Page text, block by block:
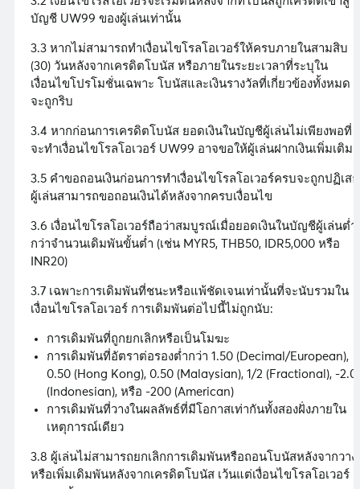
บัญชี UW99 ของผู้เล่นเท่านั้น
3.3 หากไม่สามารถทำเงื่อนไขโรลโอเวอร์ให้ครบภายในสามสิบ
(30) วันหลังจากเครดิตโบนัส หรือภายในระยะเวลาที่ระบุใน
เงื่อนไขโปรโมชั่นเฉพาะ โบนัสและเงินรางวัลที่เกี่ยวข้องทั้งหมด
จะถูกริบ
3.4 หากก่อนการเครดิตโบนัส ยอดเงินในบัญชีผู้เล่นไม่เพียงพอที่
จะทำเงื่อนไขโรลโอเวอร์ UW99 อาจขอให้ผู้เล่นฝากเงินเพิ่มเติม
3.5 คำขอถอนเงินก่อนการทำเงื่อนไขโรลโอเวอร์ครบจะถูกปฏิเสธ
ผู้เล่นสามารถขอถอนเงินได้หลังจากครบเงื่อนไข
3.6 เงื่อนไขโรลโอเวอร์ถือว่าสมบูรณ์เมื่อยอดเงินในบัญชีผู้เล่นต่ำ
กว่าจำนวนเดิมพันขั้นต่ำ (เช่น MYR5, THB50, IDR5,000 หรือ
INR20)
3.7 เฉพาะการเดิมพันที่ชนะหรือแพ้ชัดเจนเท่านั้นที่จะนับรวมใน
เงื่อนไขโรลโอเวอร์ การเดิมพันต่อไปนี้ไม่ถูกนับ:
การเดิมพันที่ถูกยกเลิกหรือเป็นโมฆะ
การเดิมพันที่อัตราต่อรองต่ำกว่า 1.50 (Decimal/European),
0.50 (Hong Kong), 0.50 (Malaysian), 1/2 (Fractional), -2.0
(Indonesian), หรือ -200 (American)
การเดิมพันที่วางในผลลัพธ์ที่มีโอกาสเท่ากันทั้งสองฝั่งภายใน
เหตุการณ์เดียว
3.8 ผู้เล่นไม่สามารถยกเลิกการเดิมพันหรือถอนโบนัสหลังจากวาง
หรือเพิ่มเดิมพันหลังจากเครดิตโบนัส เว้นแต่เงื่อนไขโรลโอเวอร์